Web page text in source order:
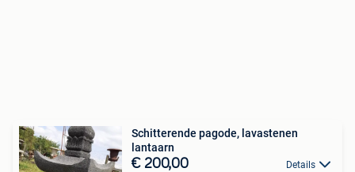
Schitterende pagode, lavastenen
lantaarn
€ 200,00 Details